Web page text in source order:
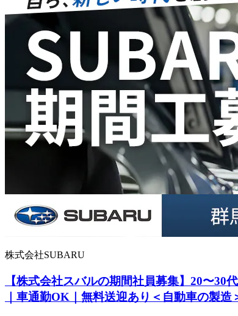
株式会社SUBARU
【株式会社スバルの期間社員募集】20〜
｜車通勤OK｜無料送迎あり＜自動車の製造